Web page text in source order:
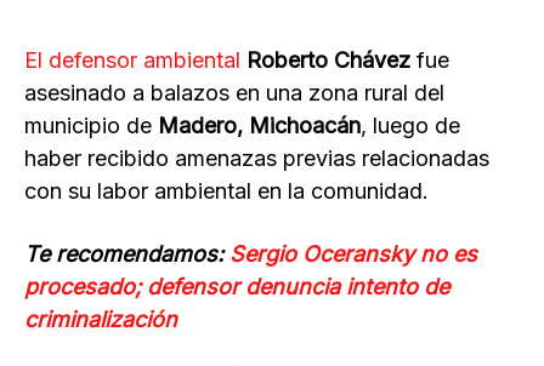
El defensor ambiental Roberto Chávez fue
asesinado a balazos en una zona rural del
municipio de Madero, Michoacán, luego de
haber recibido amenazas previas relacionadas
con su labor ambiental en la comunidad.
Te recomendamos:Sergio Oceransky no es
procesado; defensor denuncia intento de
criminalización